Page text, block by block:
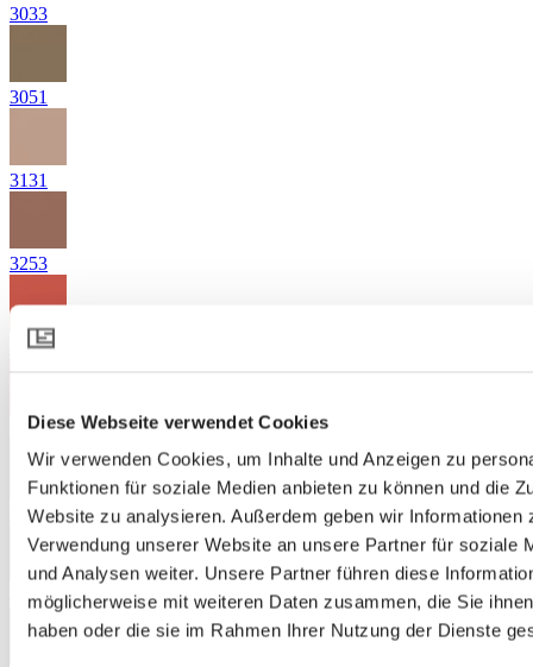
Diese Webseite verwendet Cookies
Wir verwenden Cookies, um Inhalte und Anzeigen zu
Funktionen für soziale Medien anbieten zu können und die
Website zu analysieren. Außerdem geben wir Informationen
Verwendung unserer Website an unsere Partner für soziale
und Analysen weiter. Unsere Partner führen diese
möglicherweise mit weiteren Daten zusammen, die Sie
haben oder die sie im Rahmen Ihrer Nutzung der Dienste
3033
3051
3131
3253
3426
3527
3972
4370